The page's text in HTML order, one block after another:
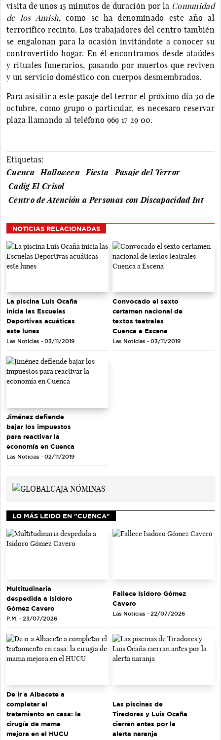
visita de unos 15 minutos de duración por la Comunidad
de los Amish,como se ha denominado este año al
terrorífico recinto. Los trabajadores del centro también
se engalonan para la ocasión invitándote a conocer su
controvertido hogar. En él encontramos desde ataúdes
y rituales funerarios, pasando por muertos que reviven
y un servicio doméstico con cuerpos desmembrados.
Para asisitir a este pasaje del terror el próximo día 30 de
octubre, como grupo o particular, es necesaro reservar
plaza llamando al teléfono 969 17 29 00.
Etiquetas:
Cuenca
Halloween Fiesta
Pasaje del Terror
Cadig El Crisol
Centro de Atención a Personas con Discapacidad Int
NOTICIAS RELACIONADAS
La piscina Luis Ocaña
inicia las Escuelas
Deportivas acuáticas
este lunes
Las Noticias - 03/11/2019
Convocado el sexto
certamen nacional de
textos teatrales
Cuenca a Escena
Las Noticias - 03/11/2019
Jiménez defiende
bajar los impuestos
para reactivar la
economía en Cuenca
Las Noticias - 02/11/2019
LO MÁS LEIDO EN "CUENCA"
Multitudinaria
despedida a Isidoro
Gómez Cavero
P.M. - 23/07/2026
Fallece Isidoro Gómez
Cavero
Las Noticias - 22/07/2026
De ir a Albacete a
completar el
tratamiento en casa: la
cirugía de mama
mejora en el HUCU
Las piscinas de
Tiradores y Luis Ocaña
cierran antes por la
alerta naranja